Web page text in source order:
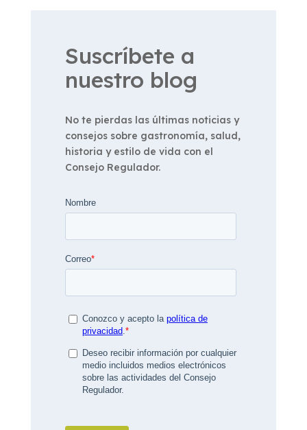
Suscríbete a
nuestro blog
No te pierdas las últimas noticias y
consejos sobre gastronomía, salud,
historia y estilo de vida con el
Consejo Regulador.